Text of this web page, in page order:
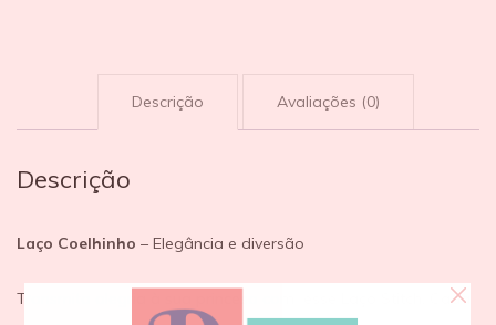
Descrição Avaliações (0)
Descrição
Laço Coelhinho – Elegância e diversão
Transmita alegria à sua princesa com esse Laço Stitch. Cada